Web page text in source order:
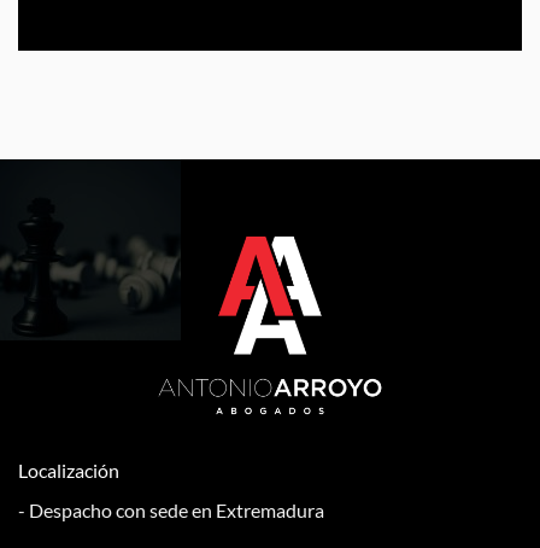
Localización
- Despacho con sede en Extremadura